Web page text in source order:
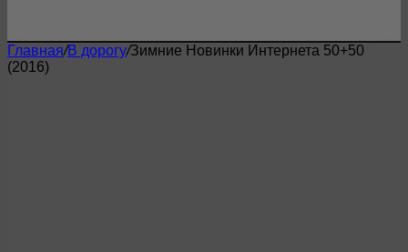
Главная/В дорогу/Зимние Новинки Интернета 50+50
(2016)